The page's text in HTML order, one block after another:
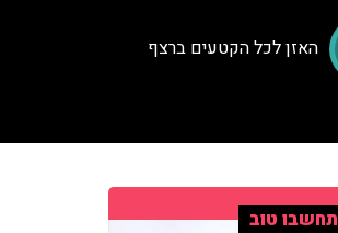
האזן לכל הקטעים ברצף
תחשבו טוב